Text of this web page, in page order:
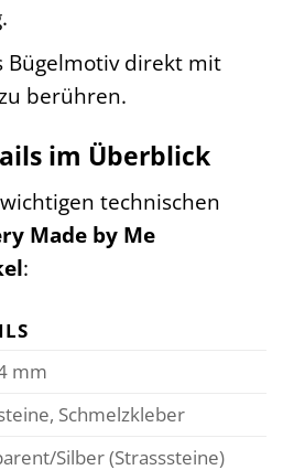
Bügelmotiv direkt mit
berühren.
im Überblick
technischen
Made by Me
:
mm
Schmelzkleber
Silber (Strasssteine)